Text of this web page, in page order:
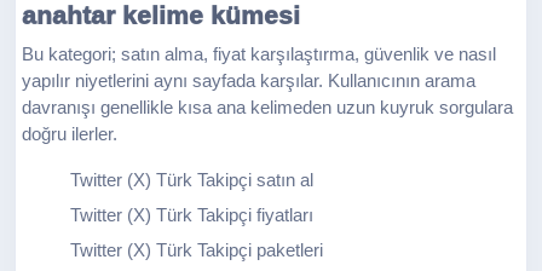
anahtar kelime kümesi
Bu kategori; satın alma, fiyat karşılaştırma, güvenlik ve nasıl
yapılır niyetlerini aynı sayfada karşılar. Kullanıcının arama
davranışı genellikle kısa ana kelimeden uzun kuyruk sorgulara
doğru ilerler.
Twitter (X) Türk Takipçi satın al
Twitter (X) Türk Takipçi fiyatları
Twitter (X) Türk Takipçi paketleri